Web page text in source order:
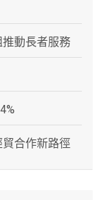
動長者服務
合作新路徑